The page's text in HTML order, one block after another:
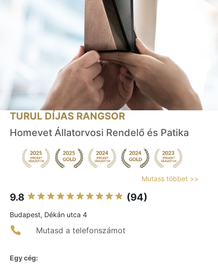
TURUL DÍJAS RANGSOR
Homevet Állatorvosi Rendelő és Patika
Mutass többet >>
9.8 (94)
Budapest, Dékán utca 4
Mutasd a telefonszámot
Egy cég: